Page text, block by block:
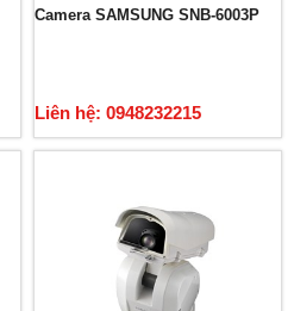
Camera SAMSUNG SNB-6003P
Liên hệ: 0948232215